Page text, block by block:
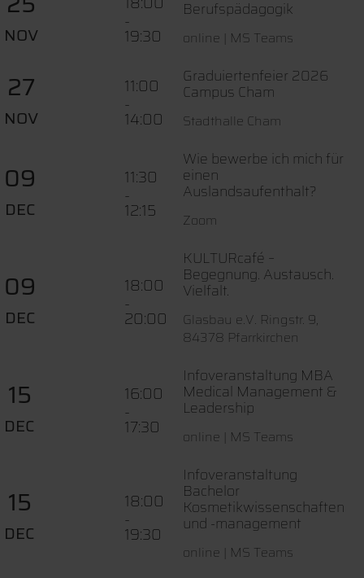
NOV
-
19:30
Berufspädagogik
online | MS Teams
27
NOV
11:00
-
14:00
Graduiertenfeier 2026
Campus Cham
Stadthalle Cham
09
DEC
11:30
-
12:15
Wie bewerbe ich mich für
einen
Auslandsaufenthalt?
Zoom
09
DEC
18:00
-
20:00
KULTURcafé –
Begegnung. Austausch.
Vielfalt.
Glasbau e.V. Ringstr. 9,
84378 Pfarrkirchen
15
DEC
16:00
-
17:30
Infoveranstaltung MBA
Medical Management &
Leadership
online | MS Teams
15
DEC
18:00
-
19:30
Infoveranstaltung
Bachelor
Kosmetikwissenschaften
und -management
online | MS Teams